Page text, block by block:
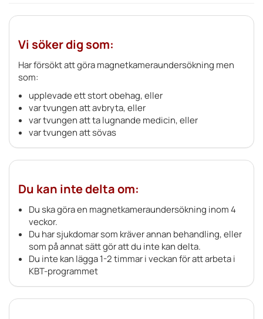
Vi söker dig som:
Har försökt att göra magnetkameraundersökning men
som:
upplevade ett stort obehag, eller
var tvungen att avbryta, eller
var tvungen att ta lugnande medicin, eller
var tvungen att sövas
Du kan inte delta om:
Du ska göra en magnetkameraundersökning inom 4
veckor.
Du har sjukdomar som kräver annan behandling, eller
som på annat sätt gör att du inte kan delta.
Du inte kan lägga 1-2 timmar i veckan för att arbeta i
KBT-programmet